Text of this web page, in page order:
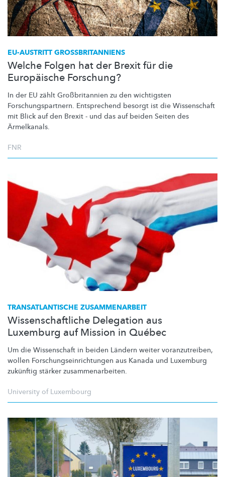
EU-AUSTRITT GROSSBRITANNIENS
Welche Folgen hat der Brexit für die
Europäische Forschung?
In der EU zählt Großbritannien zu den wichtigsten
Forschungspartnern. Entsprechend besorgt ist die Wissenschaft
mit Blick auf den Brexit - und das auf beiden Seiten des
Ärmelkanals.
FNR
TRANSATLANTISCHE ZUSAMMENARBEIT
Wissenschaftliche Delegation aus
Luxemburg auf Mission in Québec
Um die Wissenschaft in beiden Ländern weiter voranzutreiben,
wollen Forschungseinrichtungen aus Kanada und Luxemburg
zukünftig stärker zusammenarbeiten.
University of Luxembourg